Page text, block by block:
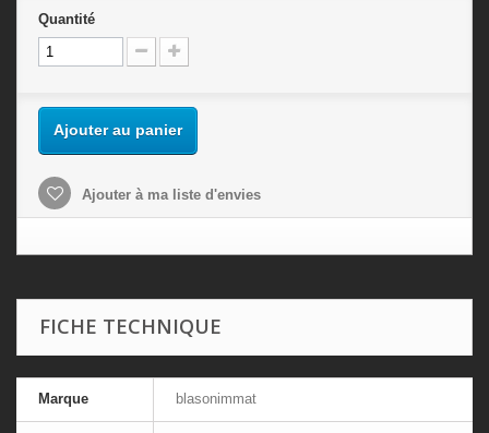
Quantité
Ajouter au panier
Ajouter à ma liste d'envies
FICHE TECHNIQUE
Marque blasonimmat